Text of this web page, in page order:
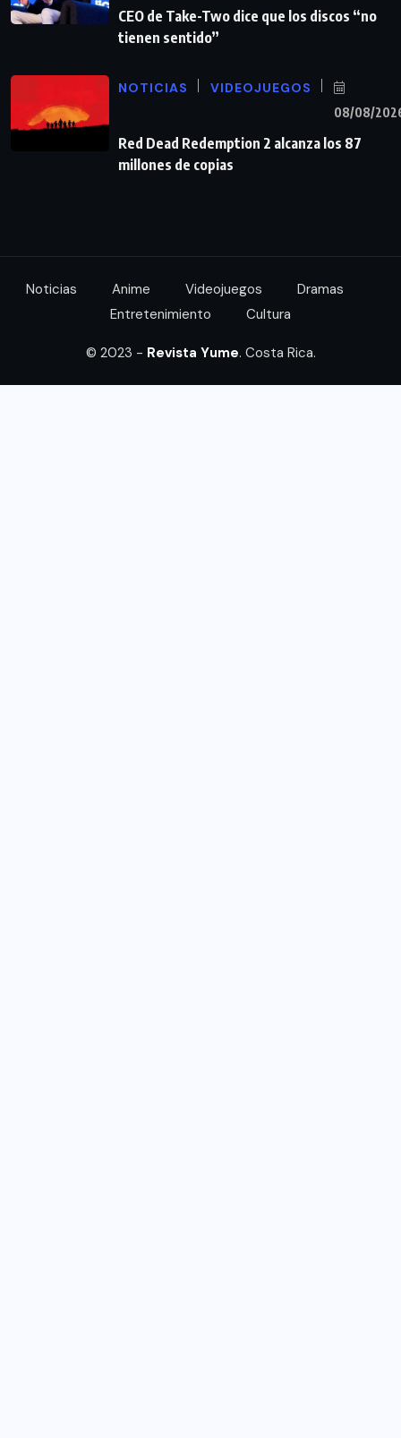
CEO de Take-Two dice que los discos “no
tienen sentido”
NOTICIAS VIDEOJUEGOS
08/08/
Red Dead Redemption 2 alcanza los 87
millones de copias
Noticias Anime Videojuegos
Dramas
Entretenimiento
Cultura
© 2023 - Revista Yume. Costa Rica.